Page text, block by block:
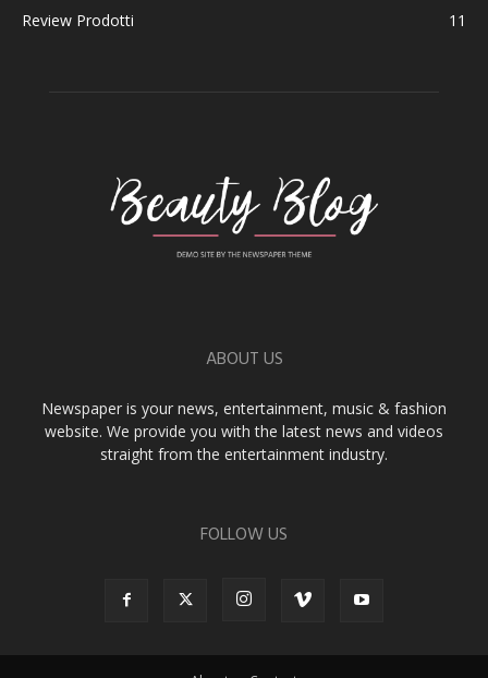
Review Prodotti
11
ABOUT US
Newspaper is your news, entertainment, music & fashion
website. We provide you with the latest news and videos
straight from the entertainment industry.
FOLLOW US